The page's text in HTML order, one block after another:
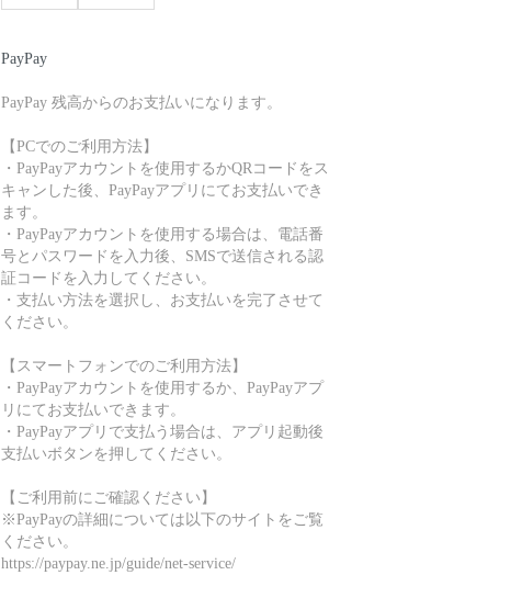
PayPay
PayPay 残高からのお支払いになります。
【PCでのご利用方法】
・PayPayアカウントを使用するかQRコードをス
キャンした後、PayPayアプリにてお支払いでき
ます。
・PayPayアカウントを使用する場合は、電話番
号とパスワードを入力後、SMSで送信される認
証コードを入力してください。
・支払い方法を選択し、お支払いを完了させて
ください。
【スマートフォンでのご利用方法】
・PayPayアカウントを使用するか、PayPayアプ
リにてお支払いできます。
・PayPayアプリで支払う場合は、アプリ起動後
支払いボタンを押してください。
【ご利用前にご確認ください】
※PayPayの詳細については以下のサイトをご覧
ください。
https://paypay.ne.jp/guide/net-service/